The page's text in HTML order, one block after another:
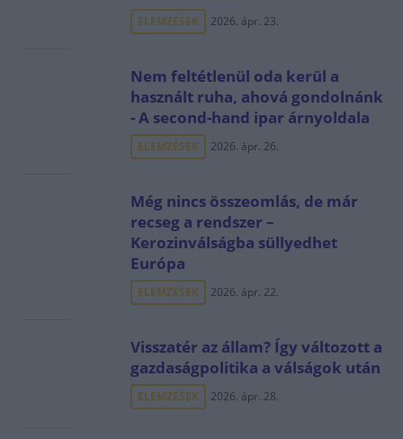
ELEMZÉSEK 2026. ápr. 23.
Nem feltétlenül oda kerül a
használt ruha, ahová gondolnánk
- A second-hand ipar árnyoldala
ELEMZÉSEK 2026. ápr. 26.
Még nincs összeomlás, de már
recseg a rendszer –
Kerozinválságba süllyedhet
Európa
ELEMZÉSEK 2026. ápr. 22.
Visszatér az állam? Így változott a
gazdaságpolitika a válságok után
ELEMZÉSEK 2026. ápr. 28.